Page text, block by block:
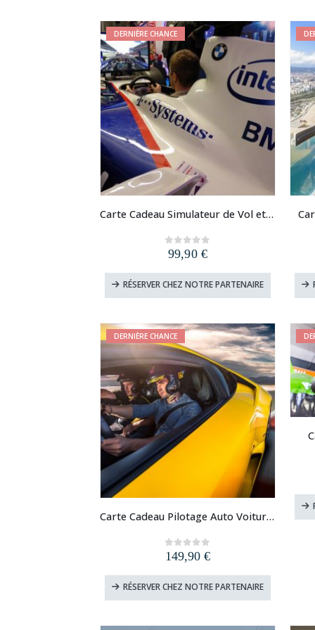
plusieurs
variations.
options
peuvent
être
sur
produit
DERNIÈRE CHANCE
Carte Cadeau Simulateur de Vol et de Pilotage
0out of 5
99,90 €
RÉSERVER CHEZ NOTRE PARTENAIRE
DERNIÈRE CHANCE
Carte Cadeau Pilotage Auto Voiture de Sport
0 out of 5
149,90€
RÉSERVER CHEZ NOTRE PARTENAIRE